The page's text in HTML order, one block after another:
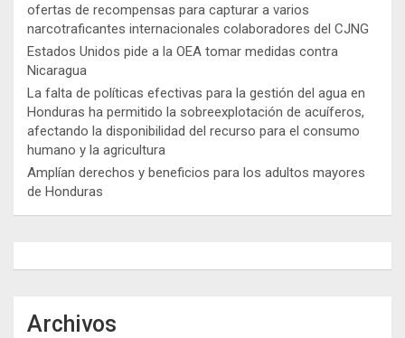
ofertas de recompensas para capturar a varios
narcotraficantes internacionales colaboradores del CJNG
Estados Unidos pide a la OEA tomar medidas contra
Nicaragua
La falta de políticas efectivas para la gestión del agua en
Honduras ha permitido la sobreexplotación de acuíferos,
afectando la disponibilidad del recurso para el consumo
humano y la agricultura
Amplían derechos y beneficios para los adultos mayores
de Honduras
Archivos